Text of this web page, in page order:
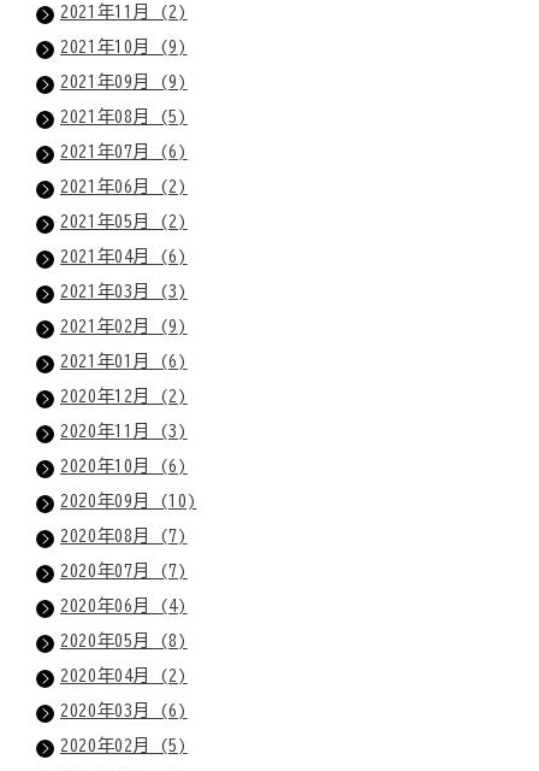
2021年11月 (2)
2021年10月 (9)
2021年09月 (9)
2021年08月 (5)
2021年07月 (6)
2021年06月 (2)
2021年05月 (2)
2021年04月 (6)
2021年03月 (3)
2021年02月 (9)
2021年01月 (6)
2020年12月 (2)
2020年11月 (3)
2020年10月 (6)
2020年09月 (10)
2020年08月 (7)
2020年07月 (7)
2020年06月 (4)
2020年05月 (8)
2020年04月 (2)
2020年03月 (6)
2020年02月 (5)